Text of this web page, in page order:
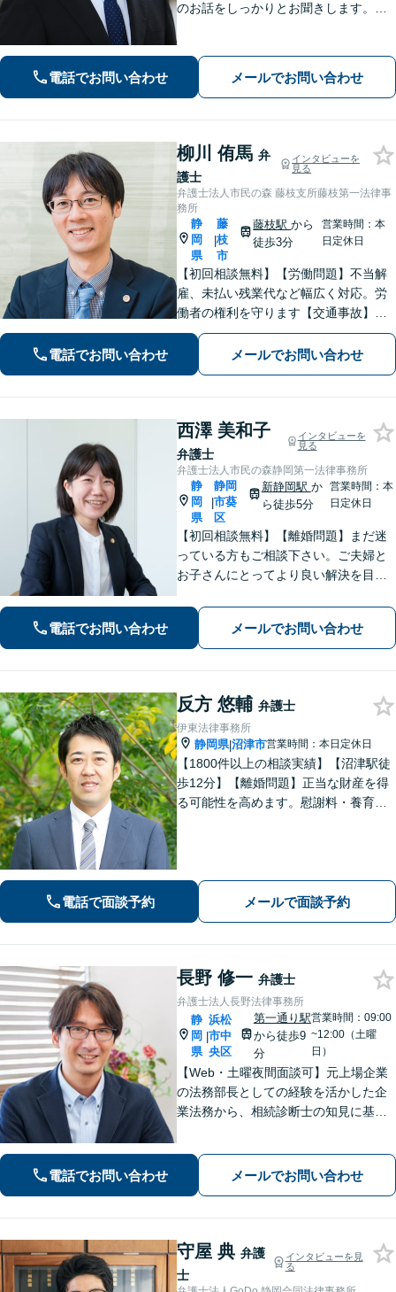
のお話をしっかりとお聞きします。ト
さい。
電話でお問い合わせ メールでお問い合わせ
柳川 侑馬 弁
護士
インタビューを
見る
弁護士法人市民の森 藤枝支所藤枝第一法律事
務所
静
岡
県
|
藤
枝
市
藤枝駅から
徒歩3分
営業時間：本
日定休日
【初回相談無料】【労働問題】不当解
雇、未払い残業代など幅広く対応。労
働者の権利を守ります【交通事故】保
険会社との交渉もお任せ。事故後の不
安な気持ちに寄り添う丁寧な対応【男
女問題】シングルマザーの法律相談は
電話でお問い合わせ メールでお問い合わせ
西澤 美和子
弁護士
インタビューを
見る
弁護士法人市民の森静岡第一法律事務所
静
岡
県
|
静岡
市葵
区
新静岡駅 か
ら徒歩5分
営業時間：本
日定休日
【初回相談無料】【離婚問題】まだ迷
っている方もご相談下さい。ご夫婦と
お子さんにとってより良い解決を目指
労働問題など、幅広いお悩みに対応し
ます。【静岡市／焼津市／島田市／藤
枝市エリア対応】
電話でお問い合わせ メールでお問い合わせ
反方 悠輔 弁護士
伊東法律事務所
静岡県|沼津市営業時間：本日定休日
【1800件以上の相談実績】【沼津駅徒
歩12分】【離婚問題】正当な財産を得
る可能性を高めます。慰謝料・養育費
停・遺留分など納得できる解決へ。
電話で面談予約 メールで面談予約
長野 修一 弁護士
弁護士法人長野法律事務所
静
岡
県
|
浜松
市中
央区
第一通り駅
から徒歩9
分
営業時間：09:00
~12:00（土曜
日）
【Web・土曜夜間面談可】元上場企業
の法務部長としての経験を活かした企
業法務から、相続診断士の知見に基づ
す。お悩みの問題をスッキリ整理して
最前の策を一緒に考えましょう【新浜
電話でお問い合わせ メールでお問い合わせ
守屋 典 弁護
士
インタビューを見
る